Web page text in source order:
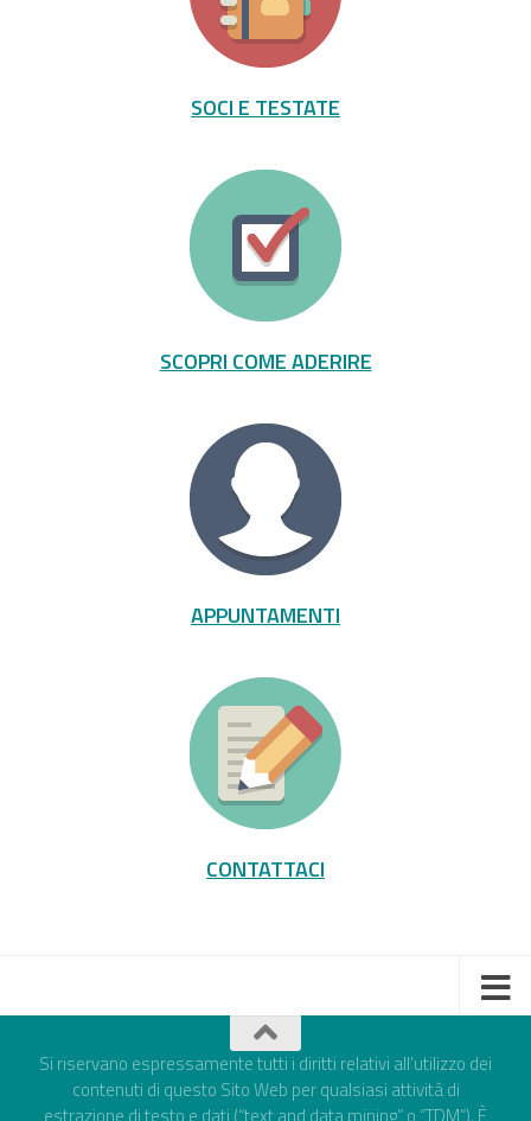
SOCI E TESTATE
SCOPRI COME ADERIRE
APPUNTAMENTI
CONTATTACI
Si riservano espressamente tutti i diritti relativi all’utilizzo dei
contenuti di questo Sito Web per qualsiasi attività di
estrazione di testo e dati (“text and data mining” o “TDM”). È